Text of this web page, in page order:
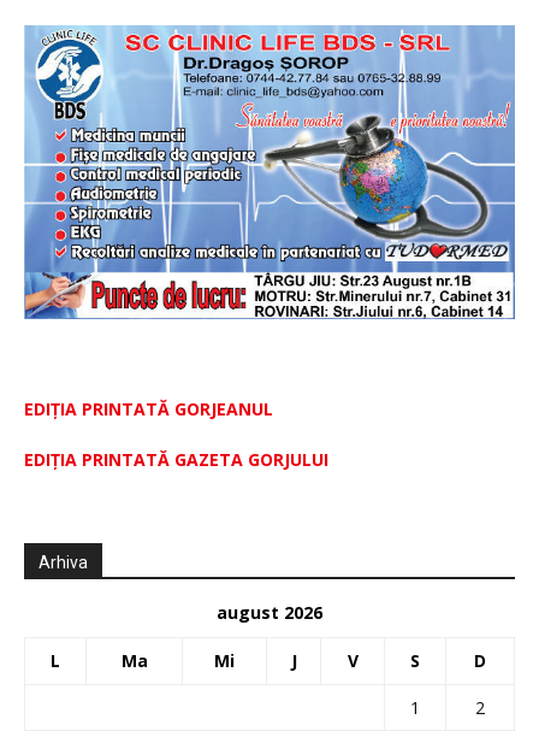
EDIȚIA PRINTATĂ GORJEANUL
EDIŢIA PRINTATĂ GAZETA GORJULUI
Arhiva
august 2026
L Ma Mi J V S D
1 2